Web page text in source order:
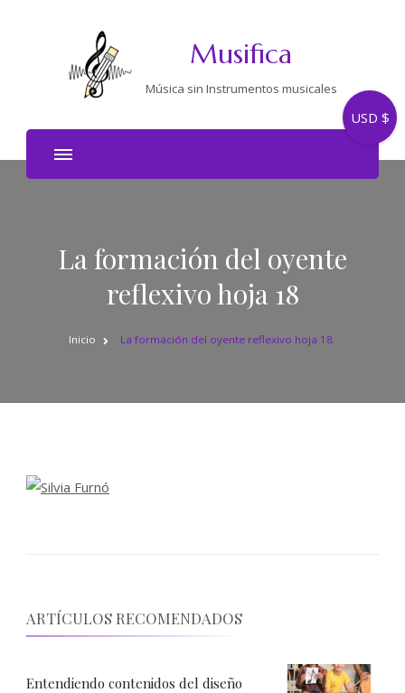
Musifica
Música sin Instrumentos musicales
La formación del oyente
reflexivo hoja 18
Inicio La formación del oyente reflexivo hoja 18
ARTÍCULOS RECOMENDADOS
Entendiendo contenidos del diseño
USD $